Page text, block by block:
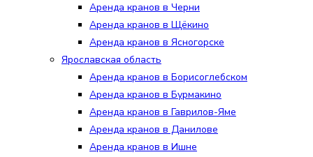
Аренда кранов в Черни
Аренда кранов в Щёкино
Аренда кранов в Ясногорске
Ярославская область
Аренда кранов в Борисоглебском
Аренда кранов в Бурмакино
Аренда кранов в Гаврилов-Яме
Аренда кранов в Данилове
Аренда кранов в Ишне